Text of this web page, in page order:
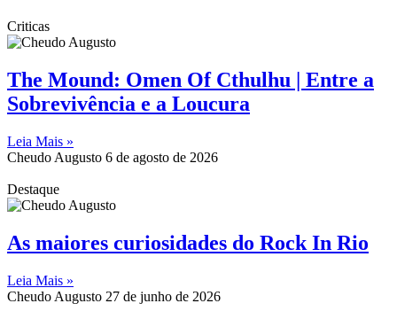
Criticas
The Mound: Omen Of Cthulhu | Entre a
Sobrevivência e a Loucura
Leia Mais »
Cheudo Augusto 6 de agosto de 2026
Destaque
As maiores curiosidades do Rock In Rio
Leia Mais »
Cheudo Augusto 27 de junho de 2026